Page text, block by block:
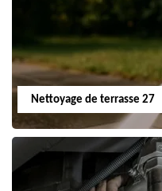
Nettoyage de terrasse 27